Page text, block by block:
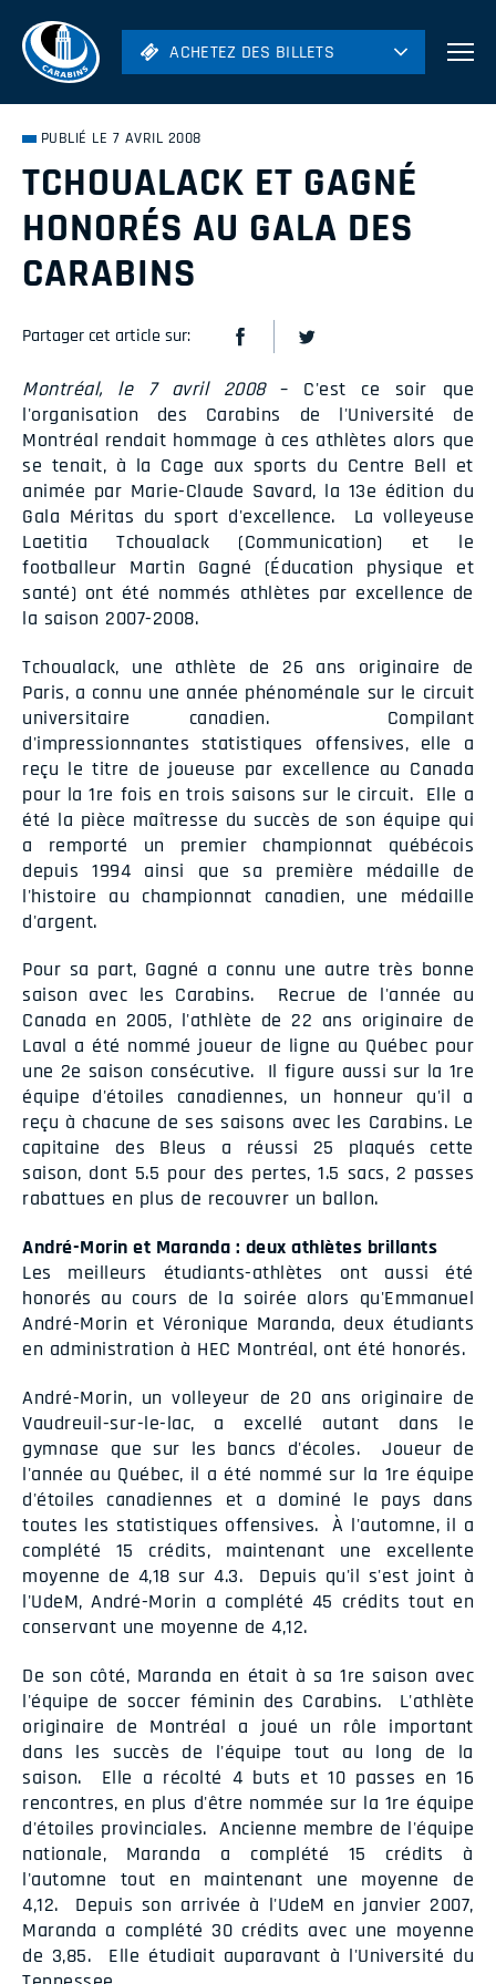
ACHETEZ DES BILLETS
Hockey
Soccer
Rugby
Volleyball
ACHETEZ DES BILLETS
PUBLIÉ LE 7 AVRIL 2008
TCHOUALACK ET GAGNÉ
HONORÉS AU GALA DES
CARABINS
Partager cet article sur:
Montréal, le 7 avril 2008– C'est ce soir que
l'organisation des Carabins de l'Université de
Montréal rendait hommage à ces athlètes alors que
se tenait, à la Cage aux sports du Centre Bell et
animée par Marie-Claude Savard, la 13e édition du
Gala Méritas du sport d'excellence. La volleyeuse
Laetitia Tchoualack (Communication) et le
footballeur Martin Gagné (Éducation physique et
santé) ont été nommés athlètes par excellence de
la saison 2007-2008.
Tchoualack, une athlète de 26 ans originaire de
Paris, a connu une année phénoménale sur le circuit
universitaire canadien. Compilant
d'impressionnantes statistiques offensives, elle a
reçu le titre de joueuse par excellence au Canada
pour la 1re fois en trois saisons sur le circuit. Elle a
été la pièce maîtresse du succès de son équipe qui
a remporté un premier championnat québécois
depuis 1994 ainsi que sa première médaille de
l'histoire au championnat canadien, une médaille
d'argent.
Pour sa part, Gagné a connu une autre très bonne
saison avec les Carabins. Recrue de l'année au
Canada en 2005, l'athlète de 22 ans originaire de
Laval a été nommé joueur de ligne au Québec pour
une 2e saison consécutive. Il figure aussi sur la 1re
équipe d'étoiles canadiennes, un honneur qu'il a
reçu à chacune de ses saisons avec les Carabins. Le
capitaine des Bleus a réussi 25 plaqués cette
saison, dont 5.5 pour des pertes, 1.5 sacs, 2 passes
rabattues en plus de recouvrer un ballon.
André-Morin et Maranda : deux athlètes brillants
Les meilleurs étudiants-athlètes ont aussi été
honorés au cours de la soirée alors qu'Emmanuel
André-Morin et Véronique Maranda, deux étudiants
en administration à HEC Montréal, ont été honorés.
André-Morin, un volleyeur de 20 ans originaire de
Vaudreuil-sur-le-lac, a excellé autant dans le
gymnase que sur les bancs d'écoles. Joueur de
l'année au Québec, il a été nommé sur la 1re équipe
d'étoiles canadiennes et a dominé le pays dans
toutes les statistiques offensives. À l'automne, il a
complété 15 crédits, maintenant une excellente
moyenne de 4,18 sur 4.3. Depuis qu'il s'est joint à
l'UdeM, André-Morin a complété 45 crédits tout en
conservant une moyenne de 4,12.
De son côté, Maranda en était à sa 1re saison avec
l'équipe de soccer féminin des Carabins. L'athlète
originaire de Montréal a joué un rôle important
dans les succès de l'équipe tout au long de la
saison. Elle a récolté 4 buts et 10 passes en 16
rencontres, en plus d'être nommée sur la 1re équipe
d'étoiles provinciales. Ancienne membre de l'équipe
nationale, Maranda a complété 15 crédits à
l'automne tout en maintenant une moyenne de
4,12. Depuis son arrivée à l'UdeM en janvier 2007,
Maranda a complété 30 crédits avec une moyenne
de 3,85. Elle étudiait auparavant à l'Université du